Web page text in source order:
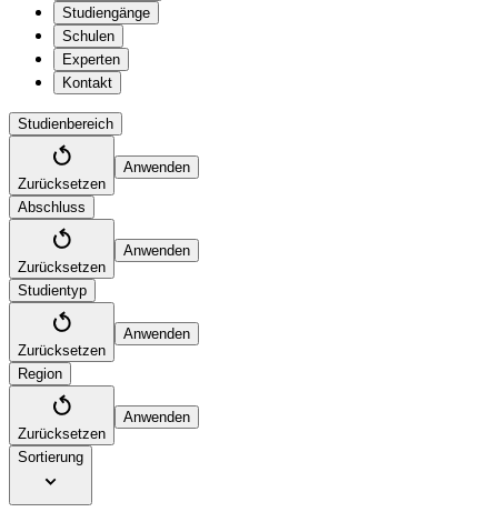
Studiengänge
Schulen
Experten
Kontakt
Studienbereich
Zurücksetzen
Anwenden
Abschluss
Zurücksetzen
Anwenden
Studientyp
Zurücksetzen
Anwenden
Region
Zurücksetzen
Anwenden
Sortierung